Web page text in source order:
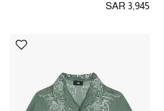
SAR 3,945